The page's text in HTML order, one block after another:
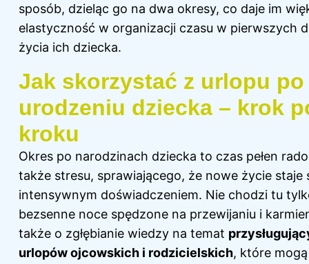
sposób, dzieląc go na dwa okresy, co daje im
elastyczność w organizacji czasu w pierwszych
życia ich dziecka.
Jak skorzystać z urlopu po
urodzeniu dziecka – krok
kroku
Okres po narodzinach dziecka to czas pełen
także stresu, sprawiającego, że nowe życie staje
intensywnym doświadczeniem. Nie chodzi tu
bezsenne noce spędzone na przewijaniu i
także o zgłębianie wiedzy na temat
urlopów ojcowskich i rodzicielskich, które